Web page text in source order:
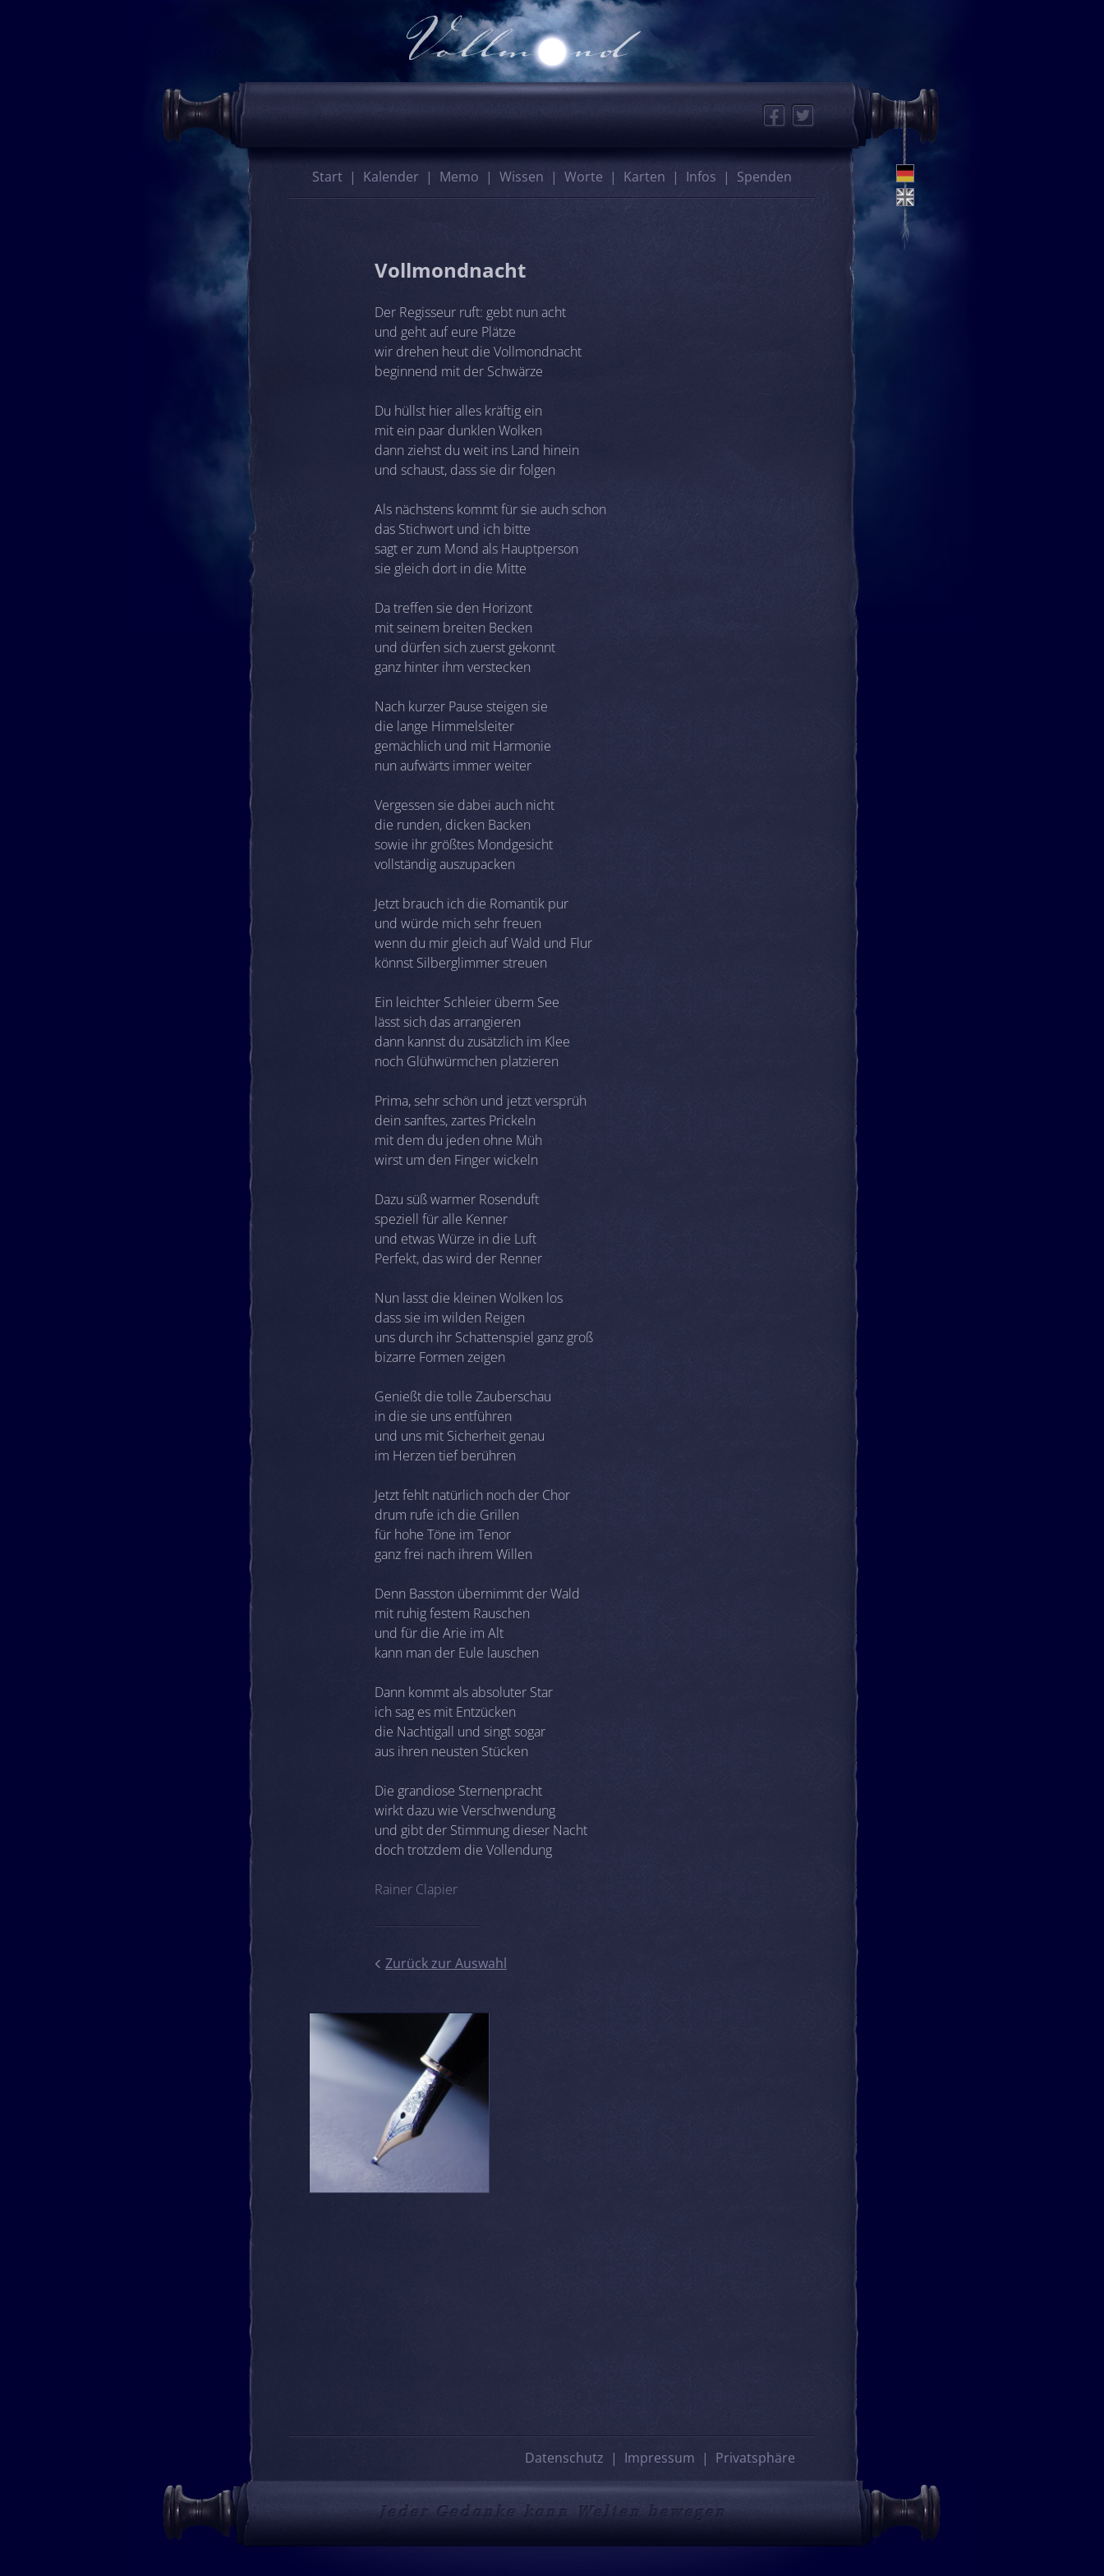
Facebook
Twitter
Start Kalender Memo Wissen Worte Karten Infos Spenden
Vollmondnacht
Der Regisseur ruft: gebt nun acht
und geht auf eure Plätze
wir drehen heut die Vollmondnacht
beginnend mit der Schwärze
Du hüllst hier alles kräftig ein
mit ein paar dunklen Wolken
dann ziehst du weit ins Land hinein
und schaust, dass sie dir folgen
Als nächstens kommt für sie auch schon
das Stichwort und ich bitte
sagt er zum Mond als Hauptperson
sie gleich dort in die Mitte
Da treffen sie den Horizont
mit seinem breiten Becken
und dürfen sich zuerst gekonnt
ganz hinter ihm verstecken
Nach kurzer Pause steigen sie
die lange Himmelsleiter
gemächlich und mit Harmonie
nun aufwärts immer weiter
Vergessen sie dabei auch nicht
die runden, dicken Backen
sowie ihr größtes Mondgesicht
vollständig auszupacken
Jetzt brauch ich die Romantik pur
und würde mich sehr freuen
wenn du mir gleich auf Wald und Flur
könnst Silberglimmer streuen
Ein leichter Schleier überm See
lässt sich das arrangieren
dann kannst du zusätzlich im Klee
noch Glühwürmchen platzieren
Prima, sehr schön und jetzt versprüh
dein sanftes, zartes Prickeln
mit dem du jeden ohne Müh
wirst um den Finger wickeln
Dazu süß warmer Rosenduft
speziell für alle Kenner
und etwas Würze in die Luft
Perfekt, das wird der Renner
Nun lasst die kleinen Wolken los
dass sie im wilden Reigen
uns durch ihr Schattenspiel ganz groß
bizarre Formen zeigen
Genießt die tolle Zauberschau
in die sie uns entführen
und uns mit Sicherheit genau
im Herzen tief berühren
Jetzt fehlt natürlich noch der Chor
drum rufe ich die Grillen
für hohe Töne im Tenor
ganz frei nach ihrem Willen
Denn Basston übernimmt der Wald
mit ruhig festem Rauschen
und für die Arie im Alt
kann man der Eule lauschen
Dann kommt als absoluter Star
ich sag es mit Entzücken
die Nachtigall und singt sogar
aus ihren neusten Stücken
Die grandiose Sternenpracht
wirkt dazu wie Verschwendung
und gibt der Stimmung dieser Nacht
doch trotzdem die Vollendung
Rainer Clapier
Zurück zur Auswahl
Datenschutz Impressum Privatsphäre